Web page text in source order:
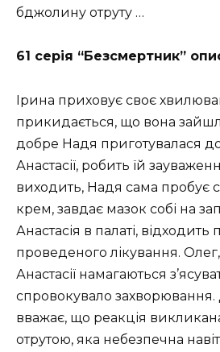
бджолину отруту …
61 серія “Безсмертник”
Ірина приховує своє
прикидається, що вона
добре Надя приготувалася
Анастасії, робить їй
виходить, Надя сама пробує
крем, завдає мазок собі на
Анастасія в палаті, відходить
проведеного лікування.
Анастасії намагаються
спровокувало
вважає, що реакція
отрутою, яка небезпечна